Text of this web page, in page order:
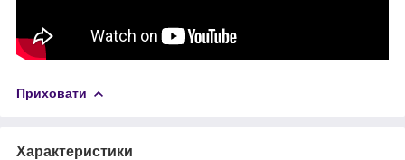
Приховати
Характеристики